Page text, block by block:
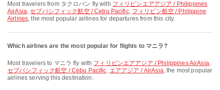
Most travelers from タクロバン fly with フィリピンエアアジア / Philippines
AirAsia,セブパシフィック航空 / Cebu Pacific, フィリピン航空 / Philippine
Airlines, the most popular airlines for departures from this city.
Which airlines are the most popular for flights to マニラ?
Most travelers to マニラ fly with フィリピンエアアジア / Philippines AirAsia,
セブパシフィック航空 / Cebu Pacific, エアアジア / AirAsia, the most popular
airlines serving this destination.